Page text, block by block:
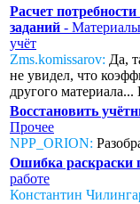
Расчет
заданий -
учёт
Zms.komissarov: Да,
не увидел, что
другого
Восстановить
Прочее
NPP_ORION:
Ошибка раскраски
работе
Константин